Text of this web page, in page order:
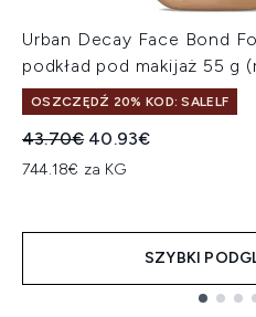
Urban Decay Face Bond
podkład pod makijaż 55 g
OSZCZĘDŹ 20% KOD: SALELF
Sugerowana cena
43.70€ Aktualna cena:
40.93€
744.18€ za KG
SZYBKI